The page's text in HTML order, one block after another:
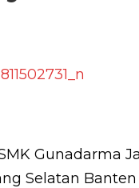
Gunadarma
Selatan Banten